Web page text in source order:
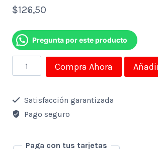
$126,50
Pregunta por este producto
Combo
Fiestero
cantidad
Compra Ahora
Satisfacción garantizada
Pago seguro
Paga con tus tarjetas